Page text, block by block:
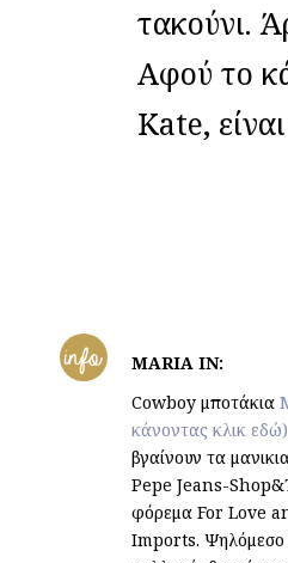
τακούνι.
Αφού το
Kate,
info
MARIA IN:
Cowboy μποτάκια
κάνοντας κλικ εδώ)
βγαίνουν τα
Pepe Jeans-
φόρεμα For Love
Imports. Ψηλόμεσο